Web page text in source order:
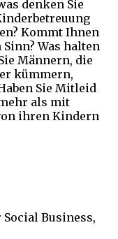
denken Sie
Kommt Ihnen
Was halten
Männern, die
kümmern,
Sie Mitleid
als mit
ihren Kindern
Social Business,